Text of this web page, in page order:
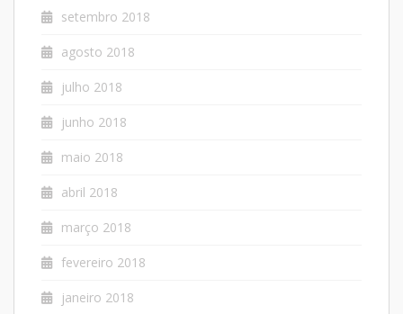
setembro 2018
agosto 2018
julho 2018
junho 2018
maio 2018
abril 2018
março 2018
fevereiro 2018
janeiro 2018